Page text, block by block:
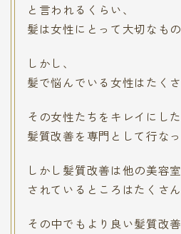
と言われるくらい、
髪は女性にとって大切なもの
しかし、
髪で悩んでいる女性はたくさ
その女性たちをキレイにし
髪質改善を専門として行なっ
しかし髪質改善は他の美容
されているところはたくさん
その中でもより良い髪質改